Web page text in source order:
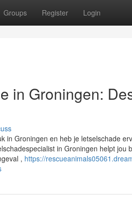
Groups Register Login
in Groningen:
in Groningen en heb je letselschade
in Groningen helpt jou
, https://